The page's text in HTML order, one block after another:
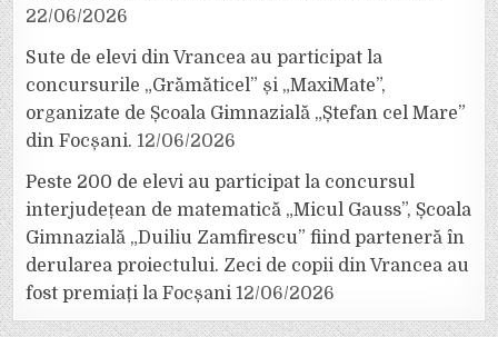
22/06/2026
Sute de elevi din Vrancea au participat la
concursurile „Grămăticel” și „MaxiMate”,
organizate de Școala Gimnazială „Ștefan cel Mare”
din Focșani. 12/06/2026
Peste 200 de elevi au participat la concursul
interjudețean de matematică „Micul Gauss”, Școala
Gimnazială „Duiliu Zamfirescu” fiind parteneră în
derularea proiectului. Zeci de copii din Vrancea au
fost premiați la Focșani 12/06/2026